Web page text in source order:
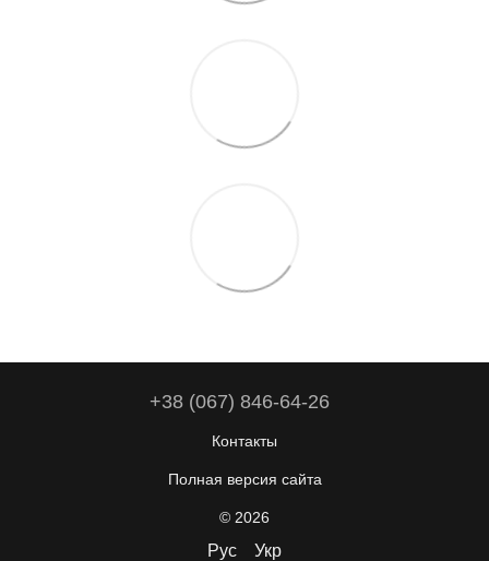
+38 (067) 846-64-26
Контакты
Полная версия сайта
© 2026
Рус Укр